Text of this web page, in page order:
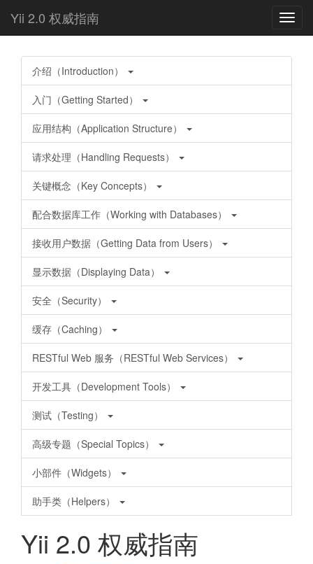
Yii 2.0 权威指南
介绍（Introduction）
入门（Getting Started）
应用结构（Application Structure）
请求处理（Handling Requests）
关键概念（Key Concepts）
配合数据库工作（Working with Databases）
接收用户数据（Getting Data from Users）
显示数据（Displaying Data）
安全（Security）
缓存（Caching）
RESTful Web 服务（RESTful Web Services）
开发工具（Development Tools）
测试（Testing）
高级专题（Special Topics）
小部件（Widgets）
助手类（Helpers）
Yii 2.0 权威指南